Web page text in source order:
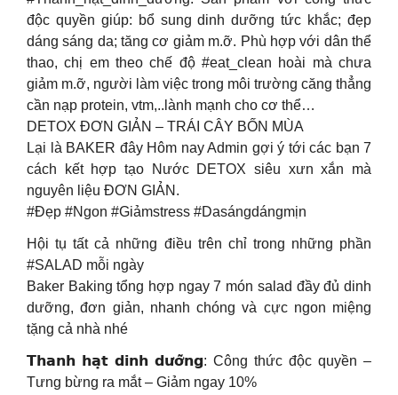
độc quyền giúp: bổ sung dinh dưỡng tức khắc; đẹp
dáng sáng da; tăng cơ giảm m.ỡ. Phù hợp với dân thể
thao, chị em theo chế độ #eat_clean hoài mà chưa
giảm m.ỡ, người làm việc trong môi trường căng thẳng
cần nạp protein, vtm,..lành mạnh cho cơ thể…
DETOX ĐƠN GIẢN – TRÁI CÂY BỐN MÙA
Lại là BAKER đây Hôm nay Admin gợi ý tới các bạn 7
cách kết hợp tạo Nước DETOX siêu xưn xắn mà
nguyên liệu ĐƠN GIẢN.
#Đẹp #Ngon #Giảmstress #Dasángdángmịn
Hội tụ tất cả những điều trên chỉ trong những phần
#SALAD mỗi ngày
Baker Baking tổng hợp ngay 7 món salad đầy đủ dinh
dưỡng, đơn giản, nhanh chóng và cực ngon miệng
tặng cả nhà nhé
𝗧𝗵𝗮𝗻𝗵 𝗵𝗮̣𝘁 𝗱𝗶𝗻𝗵 𝗱𝘂̛𝗼̛̃𝗻𝗴: Công thức độc quyền –
Tưng bừng ra mắt – Giảm ngay 10%